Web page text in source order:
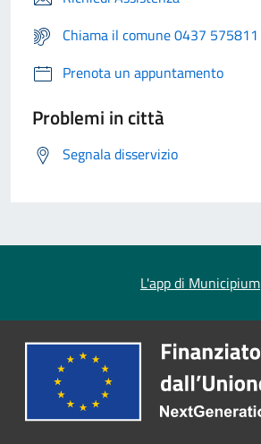
Chiama il comune 0437 575811
Prenota un appuntamento
Problemi in città
Segnala disservizio
L'app di Municipium